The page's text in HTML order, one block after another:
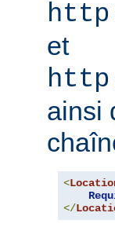
et
ainsi
<
</